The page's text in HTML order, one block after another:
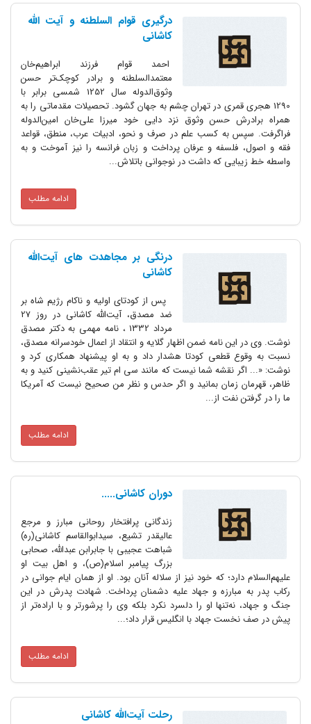
درگیری قوام السلطنه و آیت الله
کاشانی
احمد قوام فرزند ابراهیم‌خان
معتمدالسلطنه و برادر کوچک‌تر حسن
وثوق‌الدوله سال 1252 شمسی برابر با
1290 هجری قمری در تهران چشم به جهان گشود. تحصیلات مقدماتی را به
همراه برادرش حسن وثوق نزد دایی خود میرزا علی‌خان امین‌الدوله
فراگرفت. سپس به کسب علم در صرف و نحو، ادبیات عرب، منطق، قواعد
فقه و اصول، فلسفه و عرفان پرداخت و زبان فرانسه را نیز آموخت و به
واسطه خط زیبایی که داشت در نوجوانی باتلاش...
ادامه مطلب
درنگی بر مجاهدت های آیت‌الله
کاشانی
پس از کودتای اولیه و ناکام رژیم شاه بر
ضد مصدق، آیت‌الله کاشانی در روز 27
مرداد 1332 ، نامه مهمی به دکتر مصدق
نوشت. وی در این نامه ضمن اظهار گلایه و انتقاد از اعمال خودسرانه مصدق،
نسبت به وقوع قطعی کودتا هشدار داد و به او پیشنهاد همکاری کرد و
نوشت: «... اگر نقشه شما نیست که مانند سی ام تیر عقب‌نشینی کنید و به
ظاهر، قهرمان زمان بمانید و اگر حدس و نظر من صحیح نیست که آمریکا
ما را در گرفتن نفت از...
ادامه مطلب
دوران کاشانی.....
زندگانی پرافتخار روحانی مبارز و مرجع
عالیقدر تشیع، سیدابوالقاسم کاشانی(ره)
شباهت عجیبی با جابرابن عبدالله، صحابی
بزرگ پیامبر اسلام(ص)، و اهل بیت او
علیهم‌السلام دارد؛ که خود نیز از سلاله آنان بود. او از همان ایام جوانی‌ در
رکاب پدر به مبارزه و جهاد علیه دشمنان پرداخت. شهادت پدرش در این
جنگ و جهاد، نه‌تنها او را دلسرد نکرد بلکه وی را پرشورتر و با اراده‌تر از
پیش در صف نخست جهاد با انگلیس قرار داد؛...
ادامه مطلب
رحلت آیت‌الله کاشانی